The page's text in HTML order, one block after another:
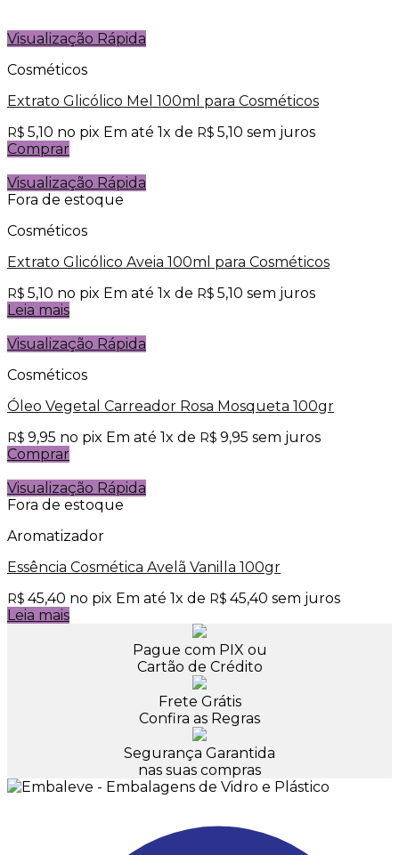
Visualização Rápida
Cosméticos
Extrato Glicólico Mel 100ml para Cosméticos
R$ 5,10 no pix Em até 1x de R$ 5,10 sem juros
Comprar
Visualização Rápida
Fora de estoque
Cosméticos
Extrato Glicólico Aveia 100ml para Cosméticos
R$ 5,10 no pix Em até 1x de R$ 5,10 sem juros
Leia mais
Visualização Rápida
Cosméticos
Óleo Vegetal Carreador Rosa Mosqueta 100gr
R$ 9,95 no pix Em até 1x de R$ 9,95 sem juros
Comprar
Visualização Rápida
Fora de estoque
Aromatizador
Essência Cosmética Avelã Vanilla 100gr
R$ 45,40 no pix Em até 1x de R$ 45,40 sem juros
Leia mais
Pague com PIX ou
Cartão de Crédito
Frete Grátis
Confira as Regras
Segurança Garantida
nas suas compras